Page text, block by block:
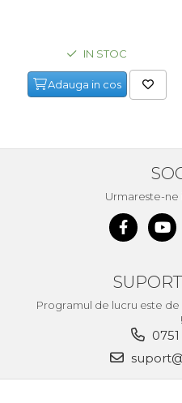
Suport Bormasina
Scule multifunctionale si
Rindele Electrice
Generator Curent
Masina debitat metal
IN STOC
Adauga in cos
Urmareste-ne
Programul de lucru este de
!